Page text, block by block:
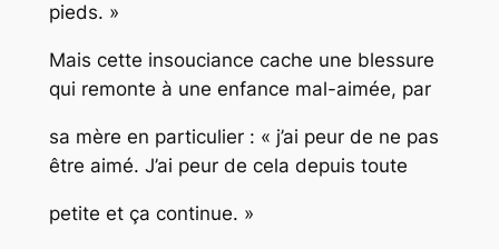
pieds. »
Mais cette insouciance cache une blessure
qui remonte à une enfance mal-aimée, par
sa mère en particulier : « j’ai peur de ne pas
être aimé. J’ai peur de cela depuis toute
petite et ça continue. »